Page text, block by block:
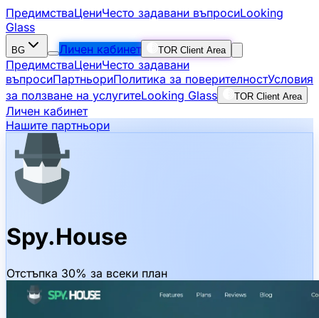
ПредимстваЦениЧесто задавани въпросиLooking
Glass
BG Личен кабинет TOR Client Area
ПредимстваЦениЧесто задавани
въпросиПартньориПолитика за поверителностУсловия
за ползване на услугитеLooking Glass TOR Client Area
Личен кабинет
Нашите партньори
Spy.House
Отстъпка 30% за всеки план